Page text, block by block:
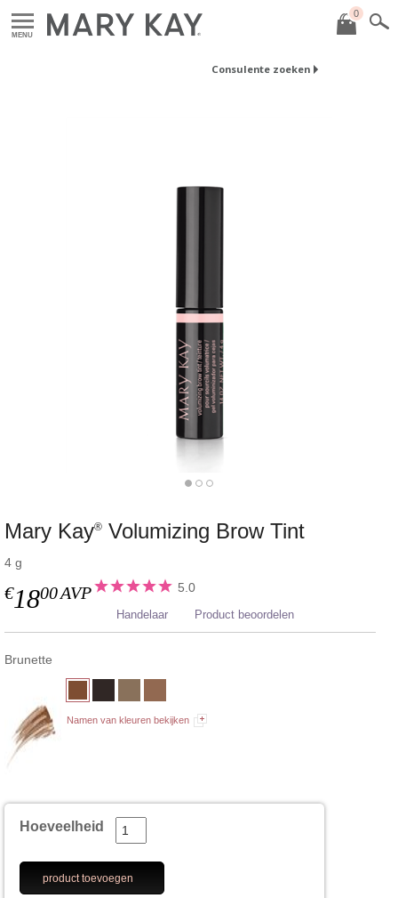
MENU
0
Consulente zoeken
Mary Kay® Volumizing Brow Tint
4 g
€1800AVP 5.0
Handelaar Product beoordelen
Brunette
Namen van kleuren bekijken
Hoeveelheid
product toevoegen